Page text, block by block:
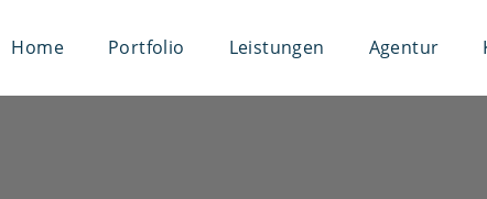
Home Portfolio Leistungen Agentur